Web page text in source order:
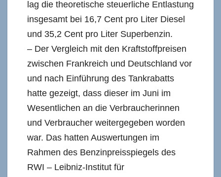
lag die theoretische steuerliche Entlastung
insgesamt bei 16,7 Cent pro Liter Diesel
und 35,2 Cent pro Liter Superbenzin.
– Der Vergleich mit den Kraftstoffpreisen
zwischen Frankreich und Deutschland vor
und nach Einführung des Tankrabatts
hatte gezeigt, dass dieser im Juni im
Wesentlichen an die Verbraucherinnen
und Verbraucher weitergegeben worden
war. Das hatten Auswertungen im
Rahmen des Benzinpreisspiegels des
RWI – Leibniz-Institut für